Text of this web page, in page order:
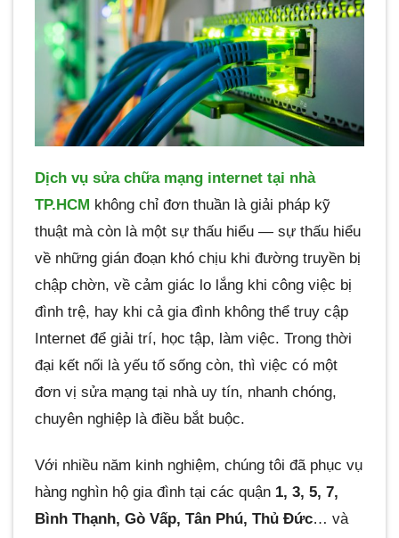
Dịch vụ sửa chữa mạng internet tại nhà
TP.HCM không chỉ đơn thuần là giải pháp kỹ
thuật mà còn là một sự thấu hiểu — sự thấu hiểu
về những gián đoạn khó chịu khi đường truyền bị
chập chờn, về cảm giác lo lắng khi công việc bị
đình trệ, hay khi cả gia đình không thể truy cập
Internet để giải trí, học tập, làm việc. Trong thời
đại kết nối là yếu tố sống còn, thì việc có một
đơn vị sửa mạng tại nhà uy tín, nhanh chóng,
chuyên nghiệp là điều bắt buộc.
Với nhiều năm kinh nghiệm, chúng tôi đã phục vụ
hàng nghìn hộ gia đình tại các quận 1, 3, 5, 7,
Bình Thạnh, Gò Vấp, Tân Phú, Thủ Đức… và